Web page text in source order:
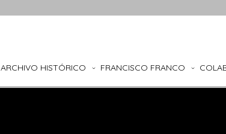
ARCHIVO HISTÓRICO FRANCISCO FRANCO